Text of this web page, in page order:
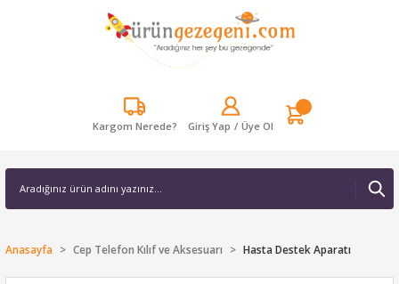
Kargom Nerede? Giriş Yap / Üye Ol
Anasayfa Cep Telefon Kılıf ve Aksesuarı Hasta Destek Aparatı